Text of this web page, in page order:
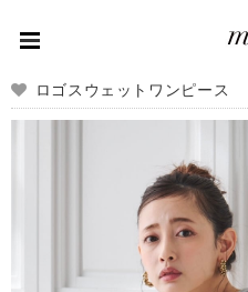
ロゴスウェットワンピース